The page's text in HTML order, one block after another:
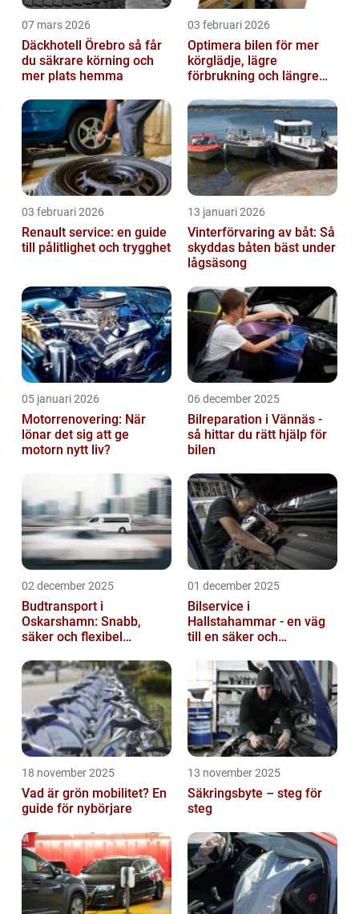
07 mars 2026
Däckhotell Örebro så får
du säkrare körning och
mer plats hemma
03 februari 2026
Optimera bilen för mer
körglädje, lägre
förbrukning och längre
03 februari 2026
Renault service: en guide
till pålitlighet och trygghet
13 januari 2026
Vinterförvaring av båt: Så
skyddas båten bäst under
lågsäsong
05 januari 2026
Motorrenovering: När
lönar det sig att ge
motorn nytt liv?
06 december 2025
Bilreparation i Vännäs -
så hittar du rätt hjälp för
bilen
02 december 2025
Budtransport i
Oskarshamn: Snabb,
säker och flexibel
01 december 2025
Bilservice i
Hallstahammar - en väg
till en säker och
18 november 2025
Vad är grön mobilitet? En
guide för nybörjare
13 november 2025
Säkringsbyte – steg för
steg